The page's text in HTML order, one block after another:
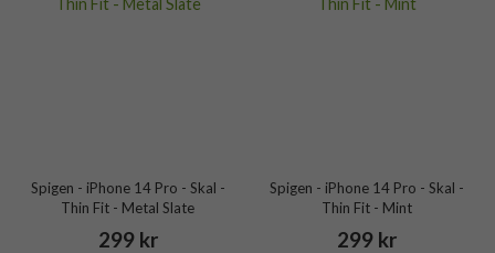
Spigen - iPhone 14 Pro - Skal -
Thin Fit - Metal Slate
299 kr
Spigen - iPhone 14 Pro - Skal -
Thin Fit - Mint
299 kr